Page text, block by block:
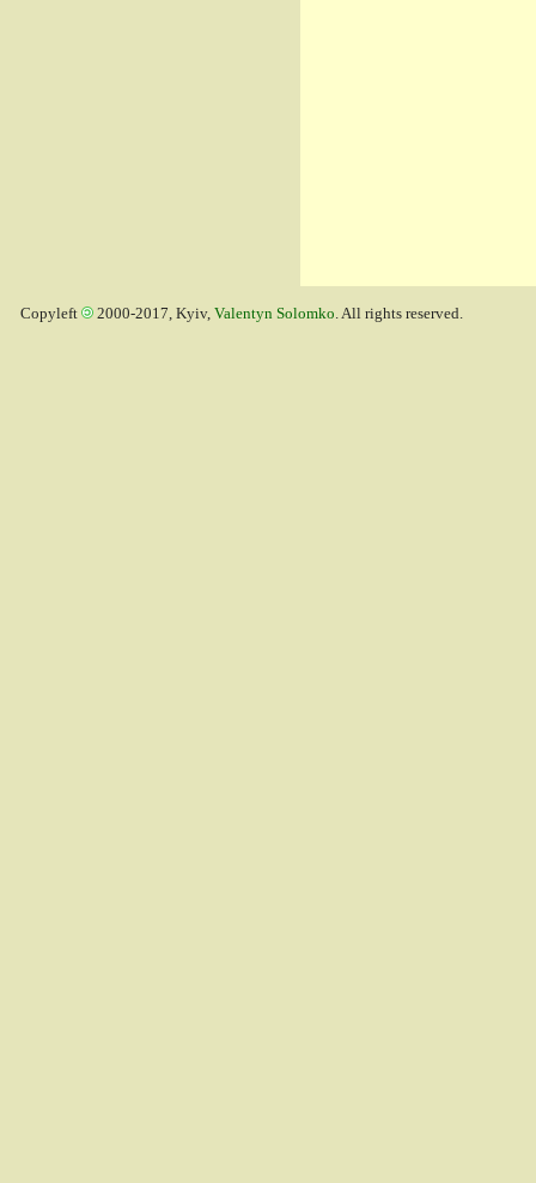
Copyleft 2000-2017, Kyiv, Valentyn Solomko. All rights reserved.